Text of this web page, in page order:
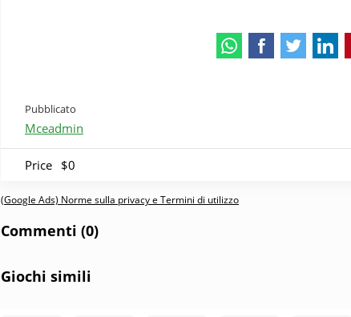
Pubblicato
Mceadmin
Price $0
(Google Ads) Norme sulla privacy e Termini di utilizzo
Commenti (0)
Giochi simili